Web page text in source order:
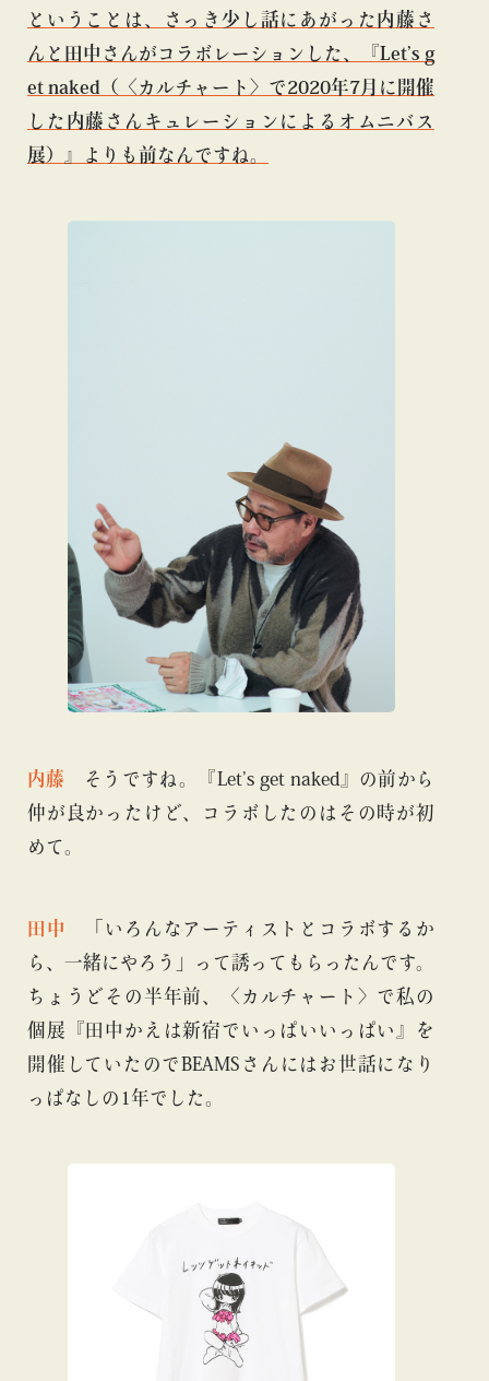
ということは、さっき少し話にあがった内藤さ
んと田中さんがコラボレーションした、『Let’s g
et naked（〈カルチャート〉で2020年7月に開催
した内藤さんキュレーションによるオムニバス
展）』よりも前なんですね。
内藤
そうですね。『Let’s get naked』の前から
仲が良かったけど、コラボしたのはその時が初
めて。
田中
「いろんなアーティストとコラボするか
ら、一緒にやろう」って誘ってもらったんです。
ちょうどその半年前、〈カルチャート〉で私の
個展『田中かえは新宿でいっぱいいっぱい』を
開催していたのでBEAMSさんにはお世話になり
っぱなしの1年でした。